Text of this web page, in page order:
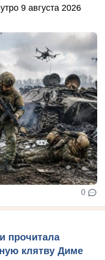
9 августа 2026
0
прочитала
клятву Диме